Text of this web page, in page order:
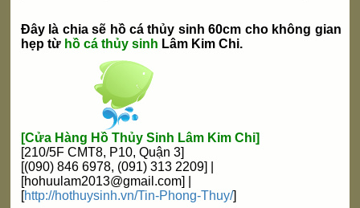
Đây là chia sẽ hồ cá thủy sinh 60cm cho không gian
hẹp từ hồ cá thủy sinh Lâm Kim Chi.
[Cửa Hàng Hồ Thủy Sinh Lâm Kim Chi]
[210/5F CMT8, P10, Quận 3]
[(090) 846 6978, (091) 313 2209] |
[hohuulam2013@gmail.com] |
[http://hothuysinh.vn/Tin-Phong-Thuy/]